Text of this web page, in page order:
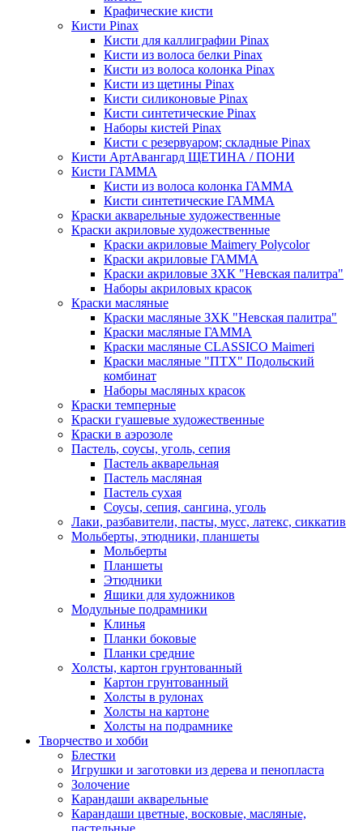
Крафические кисти
Кисти Pinax
Кисти для каллиграфии Pinax
Кисти из волоса белки Pinax
Кисти из волоса колонка Pinax
Кисти из щетины Pinax
Кисти силиконовые Pinax
Кисти синтетические Pinax
Наборы кистей Pinax
Кисти с резервуаром; складные Pinax
Кисти АртАвангард ЩЕТИНА / ПОНИ
Кисти ГАММА
Кисти из волоса колонка ГАММА
Кисти синтетические ГАММА
Краски акварельные художественные
Краски акриловые художественные
Краски акриловые Maimery Polycolor
Краски акриловые ГАММА
Краски акриловые ЗХК "Невская палитра"
Наборы акриловых красок
Краски масляные
Краски масляные ЗХК "Невская палитра"
Краски масляные ГАММА
Краски масляные CLASSICO Maimeri
Краски масляные "ПТХ" Подольский
комбинат
Наборы масляных красок
Краски темперные
Краски гуашевые художественные
Краски в аэрозоле
Пастель, соусы, уголь, сепия
Пастель акварельная
Пастель масляная
Пастель сухая
Соусы, сепия, сангина, уголь
Лаки, разбавители, пасты, мусс, латекс, сиккатив
Мольберты, этюдники, планшеты
Мольберты
Планшеты
Этюдники
Ящики для художников
Модульные подрамники
Клинья
Планки боковые
Планки средние
Холсты, картон грунтованный
Картон грунтованный
Холсты в рулонах
Холсты на картоне
Холсты на подрамнике
Творчество и хобби
Блестки
Игрушки и заготовки из дерева и пенопласта
Золочение
Карандаши акварельные
Карандаши цветные, восковые, масляные,
пастельные